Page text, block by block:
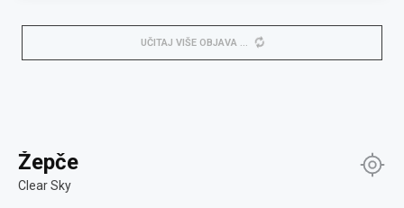
UČITAJ VIŠE OBJAVA
Žepče
Clear Sky